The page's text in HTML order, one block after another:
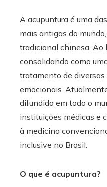
A acupuntura é uma
mais antigas do
tradicional chinesa. Ao
consolidando como
tratamento de diversas
emocionais.
difundida em todo o
instituições médicas e
à medicina
inclusive no Brasil.
O que é acupuntura?